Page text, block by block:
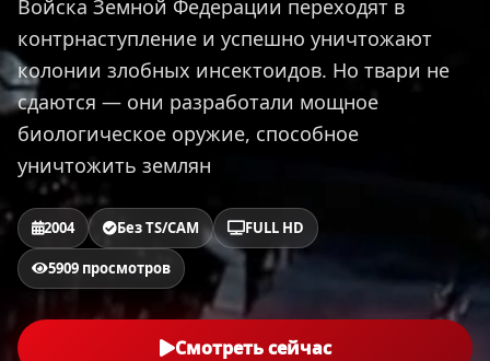
Войска Земной Федерации переходят в
контрнаступление и успешно уничтожают
колонии злобных инсектоидов. Но твари не
cдаются — они разработали мощное
биологическое оружие, способное
уничтожить землян
2004 Без TS/CAM FULL HD
5909 просмотров
Смотреть сейчас